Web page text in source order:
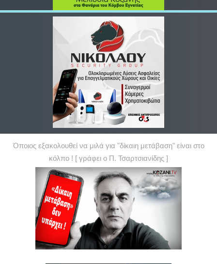
Όποιος εξακολουθεί να μιλά για "δίκαιη μετάβαση" είναι στο
κόλπο ! [ γράφει ο Π. Τσαρτσιανίδης ]